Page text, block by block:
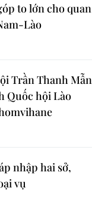
to lớn cho quan
Lào
Trần Thanh Mẫn
Quốc hội Lào
nhập hai sở,
vụ